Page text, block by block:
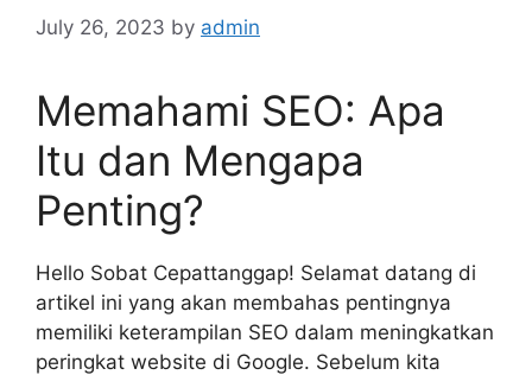
July 26, 2023 by admin
Memahami SEO: Apa
Itu dan Mengapa
Penting?
Hello Sobat Cepattanggap! Selamat datang di
artikel ini yang akan membahas pentingnya
memiliki keterampilan SEO dalam meningkatkan
peringkat website di Google. Sebelum kita